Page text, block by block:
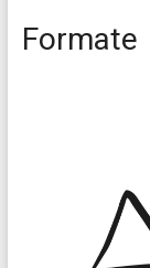
e.V.
Formate